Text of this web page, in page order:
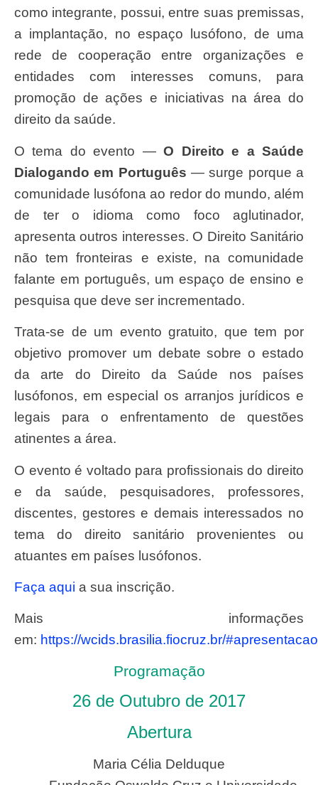
como integrante, possui, entre suas premissas,
a implantação, no espaço lusófono, de uma
rede de cooperação entre organizações e
entidades com interesses comuns, para
promoção de ações e iniciativas na área do
direito da saúde.
O tema do evento —O Direito e a Saúde
Dialogando em Português — surge porque a
comunidade lusófona ao redor do mundo, além
de ter o idioma como foco aglutinador,
apresenta outros interesses. O Direito Sanitário
não tem fronteiras e existe, na comunidade
falante em português, um espaço de ensino e
pesquisa que deve ser incrementado.
Trata-se de um evento gratuito, que tem por
objetivo promover um debate sobre o estado
da arte do Direito da Saúde nos países
lusófonos, em especial os arranjos jurídicos e
legais para o enfrentamento de questões
atinentes a área.
O evento é voltado para profissionais do direito
e da saúde, pesquisadores, professores,
discentes, gestores e demais interessados no
tema do direito sanitário provenientes ou
atuantes em países lusófonos.
Faça aqui a sua inscrição.
Mais informações
em: https://wcids.brasilia.fiocruz.br/#apresentacao
Programação
26 de Outubro de 2017
Abertura
Maria Célia Delduque